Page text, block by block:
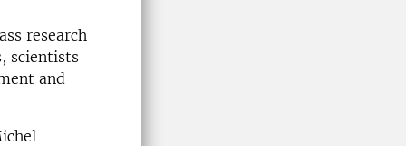
research
scientists
and